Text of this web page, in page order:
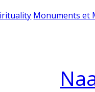
Monuments et